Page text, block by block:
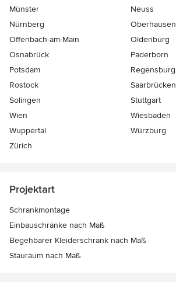
Münster
Neuss
Nürnberg
Oberhausen
Offenbach-am-Main
Oldenburg
Osnabrück
Paderborn
Potsdam
Regensburg
Rostock
Saarbrücken
Solingen
Stuttgart
Wien
Wiesbaden
Wuppertal
Würzburg
Zürich
Projektart
Schrankmontage
Einbauschränke nach Maß
Begehbarer Kleiderschrank nach Maß
Stauraum nach Maß